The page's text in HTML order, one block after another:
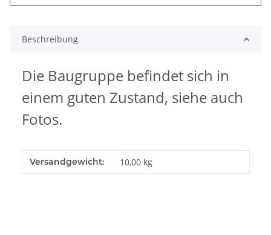
Beschreibung
Die Baugruppe befindet sich in
einem guten Zustand, siehe auch
Fotos.
Produkteigenschaft
Wert
Versandgewicht: 10,00 kg